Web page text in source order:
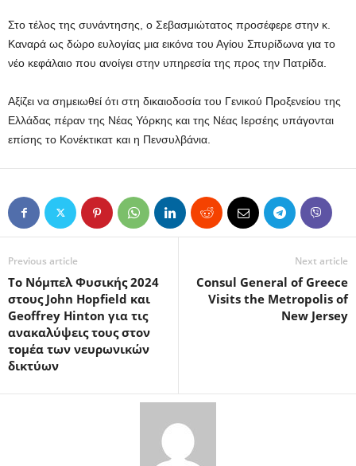
Στο τέλος της συνάντησης, ο Σεβασμιώτατος προσέφερε στην κ.
Καναρά ως δώρο ευλογίας μια εικόνα του Αγίου Σπυρίδωνα για το
νέο κεφάλαιο που ανοίγει στην υπηρεσία της προς την Πατρίδα.
Αξίζει να σημειωθεί ότι στη δικαιοδοσία του Γενικού Προξενείου της
Ελλάδας πέραν της Νέας Υόρκης και της Νέας Ιερσέης υπάγονται
επίσης το Κονέκτικατ και η Πενσυλβάνια.
Previous article
Το Νόμπελ Φυσικής 2024
στους John Hopfield και
Geoffrey Hinton για τις
ανακαλύψεις τους στον
τομέα των νευρωνικών
δικτύων
Next article
Consul General of Greece
Visits the Metropolis of
New Jersey